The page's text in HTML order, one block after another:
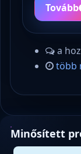
Tovább
a
több
Minősített